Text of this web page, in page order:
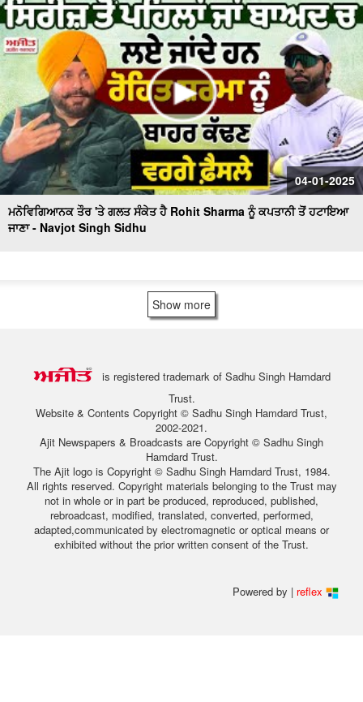
04-01-2025
ਮਨੋਵਿਗਿਆਨਕ ਤੌਰ 'ਤੇ ਗਲਤ ਸੰਕੇਤ ਹੈ Rohit Sharma ਨੂੰ ਕਪਤਾਨੀ ਤੋਂ ਹਟਾਇਆ
ਜਾਣਾ - Navjot Singh Sidhu
Show more
is registered trademark of Sadhu Singh Hamdard
Trust.
Website & Contents Copyright © Sadhu Singh Hamdard Trust,
2002-2021.
Ajit Newspapers & Broadcasts are Copyright © Sadhu Singh
Hamdard Trust.
The Ajit logo is Copyright © Sadhu Singh Hamdard Trust, 1984.
All rights reserved. Copyright materials belonging to the Trust may
not in whole or in part be produced, reproduced, published,
rebroadcast, modified, translated, converted, performed,
adapted,communicated by electromagnetic or optical means or
exhibited without the prior written consent of the Trust.
Powered by | reflex